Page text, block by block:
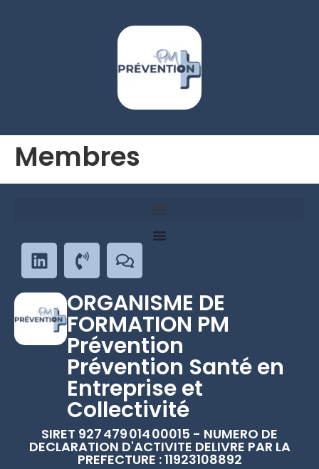
Membres
ORGANISME DE
FORMATION PM
Prévention
Prévention Santé en
Entreprise et
Collectivité
SIRET 927 479 014 00015 - NUMERO DE
DECLARATION D'ACTIVITE DELIVRE PAR LA
PREFECTURE : 11923108892